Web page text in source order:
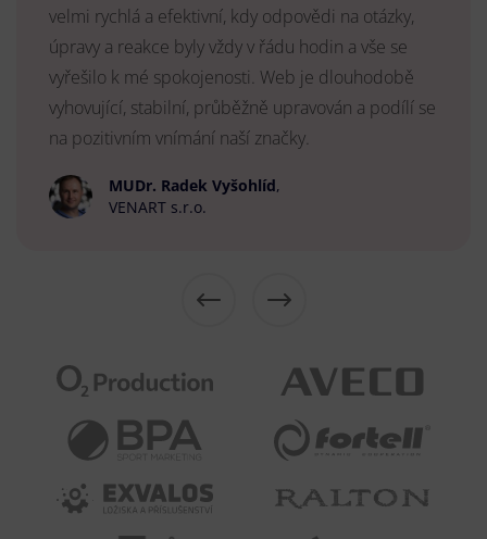
velmi rychlá a efektivní, kdy odpovědi na otázky,
úpravy a reakce byly vždy v řádu hodin a vše se
vyřešilo k mé spokojenosti. Web je dlouhodobě
vyhovující, stabilní, průběžně upravován a podílí se
na pozitivním vnímání naší značky.
MUDr. Radek Vyšohlíd,
VENART s.r.o.